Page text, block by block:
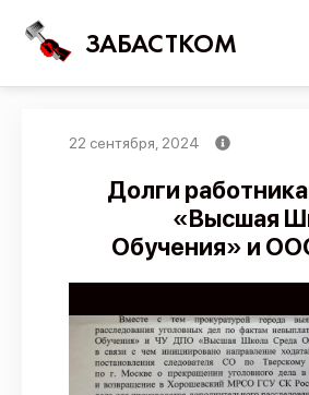
ЗАБАСТКОМ
Поиск
Новости
Трудовые
Отчеты
22 сентября, 2024
Долги
«Высшая
Обучения» и